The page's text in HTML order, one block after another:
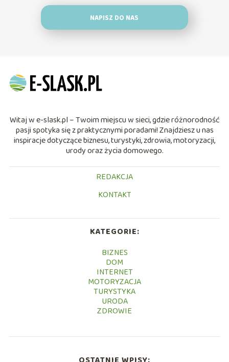
NAPISZ DO NAS
Witaj w e-slask.pl – Twoim miejscu w sieci, gdzie różnorodność
pasji spotyka się z praktycznymi poradami! Znajdziesz u nas
inspiracje dotyczące biznesu, turystyki, zdrowia, motoryzacji,
urody oraz życia domowego.
REDAKCJA
KONTAKT
KATEGORIE:
BIZNES
DOM
INTERNET
MOTORYZACJA
TURYSTYKA
URODA
ZDROWIE